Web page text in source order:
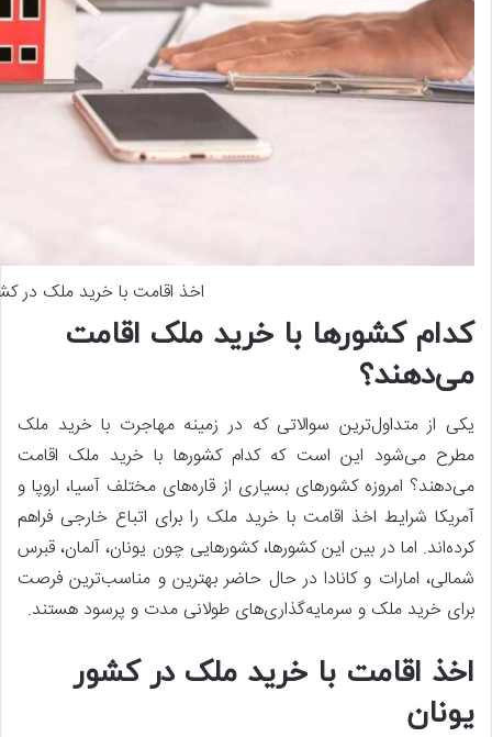
اخذ اقامت با خرید ملک در
کدام کشورها با خرید ملک اقامت
می‌دهند؟
یکی از متداول‌ترین سوالاتی که در زمینه مهاجرت با خرید ملک
مطرح می‌شود این است که کدام کشورها با خرید ملک اقامت
می‌دهند؟ امروزه کشورهای بسیاری از قاره‌های مختلف آسیا، اروپا و
آمریکا شرایط اخذ اقامت با خرید ملک را برای اتباع خارجی فراهم
کرده‌اند. اما در بین این کشورها، کشورهایی چون یونان، آلمان، قبرس
شمالی، امارات و کانادا در حال حاضر بهترین و مناسب‌ترین فرصت
برای خرید ملک و سرمایه‌گذاری‌های طولانی مدت و پرسود هستند.
اخذ اقامت با خرید ملک در کشور
یونان